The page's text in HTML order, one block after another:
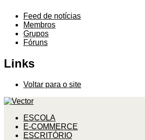
Feed de notícias
Membros
Grupos
Fóruns
Links
Voltar para o site
ESCOLA
E-COMMERCE
ESCRITÓRIO